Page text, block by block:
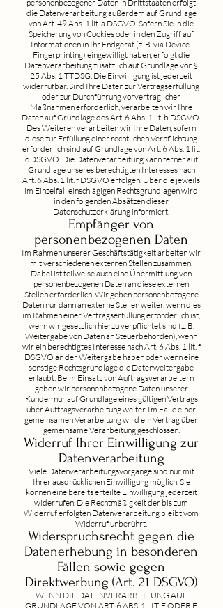
personenbezogener Daten in Drittstaaten erfolgt
die Datenverarbeitung außerdem auf Grundlage
von Art. 49 Abs. 1 lit. a DSGVO. Sofern Sie in die
Speicherung von Cookies oder in den Zugriff auf
Informationen in Ihr Endgerät (z. B. via Device-
Fingerprinting) eingewilligt haben, erfolgt die
Datenverarbeitung zusätzlich auf Grundlage von §
25 Abs. 1 TTDSG. Die Einwilligung ist jederzeit
widerrufbar. Sind Ihre Daten zur Vertragserfüllung
oder zur Durchführung vorvertraglicher
Maßnahmen erforderlich, verarbeiten wir Ihre
Daten auf Grundlage des Art. 6 Abs. 1 lit. b DSGVO.
Des Weiteren verarbeiten wir Ihre Daten, sofern
diese zur Erfüllung einer rechtlichen Verpflichtung
erforderlich sind auf Grundlage von Art. 6 Abs. 1 lit.
c DSGVO. Die Datenverarbeitung kann ferner auf
Grundlage unseres berechtigten Interesses nach
Art. 6 Abs. 1 lit. f DSGVO erfolgen. Über die jeweils
im Einzelfall einschlägigen Rechtsgrundlagen wird
in den folgenden Absätzen dieser
Datenschutzerklärung informiert.
Empfänger von
personenbezogenen Daten
Im Rahmen unserer Geschäftstätigkeit arbeiten wir
mit verschiedenen externen Stellen zusammen.
Dabei ist teilweise auch eine Übermittlung von
personenbezogenen Daten an diese externen
Stellen erforderlich. Wir geben personenbezogene
Daten nur dann an externe Stellen weiter, wenn dies
im Rahmen einer Vertragserfüllung erforderlich ist,
wenn wir gesetzlich hierzu verpflichtet sind (z. B.
Weitergabe von Daten an Steuerbehörden), wenn
wir ein berechtigtes Interesse nach Art. 6 Abs. 1 lit. f
DSGVO an der Weitergabe haben oder wenn eine
sonstige Rechtsgrundlage die Datenweitergabe
erlaubt. Beim Einsatz von Auftragsverarbeitern
geben wir personenbezogene Daten unserer
Kunden nur auf Grundlage eines gültigen Vertrags
über Auftragsverarbeitung weiter. Im Falle einer
gemeinsamen Verarbeitung wird ein Vertrag über
gemeinsame Verarbeitung geschlossen.
Widerruf Ihrer Einwilligung zur
Datenverarbeitung
Viele Datenverarbeitungsvorgänge sind nur mit
Ihrer ausdrücklichen Einwilligung möglich. Sie
können eine bereits erteilte Einwilligung jederzeit
widerrufen. Die Rechtmäßigkeit der bis zum
Widerruf erfolgten Datenverarbeitung bleibt vom
Widerruf unberührt.
Widerspruchsrecht gegen die
Datenerhebung in besonderen
Fällen sowie gegen
Direktwerbung (Art. 21 DSGVO)
WENN DIE DATENVERARBEITUNG AUF
GRUNDLAGE VON ART. 6 ABS. 1 LIT. E ODER F